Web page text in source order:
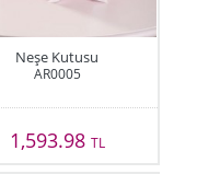
Neşe Kutusu
AR0005
1,593.98 TL